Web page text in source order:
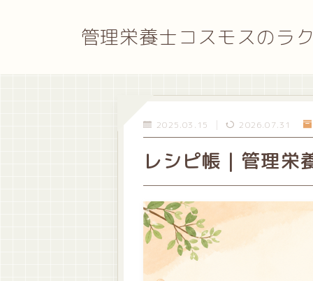
管理栄養士コスモスのラ
2025.03.15 2026.07.31
レシピ帳｜管理栄